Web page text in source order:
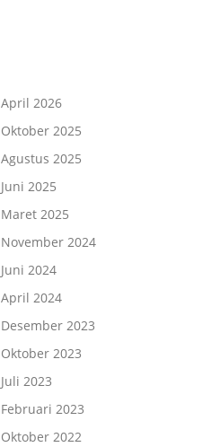
April 2026
Oktober 2025
Agustus 2025
Juni 2025
Maret 2025
November 2024
Juni 2024
April 2024
Desember 2023
Oktober 2023
Juli 2023
Februari 2023
Oktober 2022